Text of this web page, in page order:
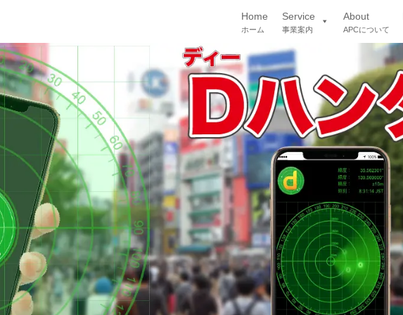
Home
ホーム
Service
事業案内
About
APCについて